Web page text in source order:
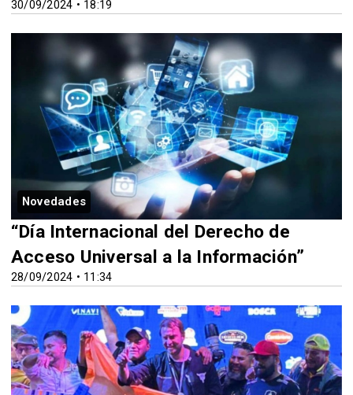
30/09/2024 • 18:19
Novedades
28/09/2024 • 11:34
“Día Internacional del Derecho de
Acceso Universal a la Información”